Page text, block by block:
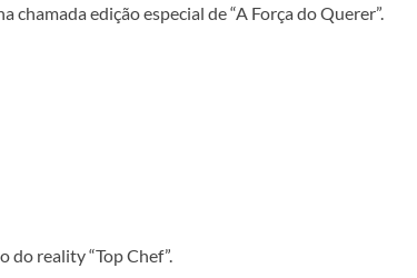
chamada edição especial de “A Força do Querer”.
do reality “Top Chef”.